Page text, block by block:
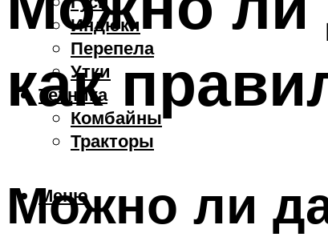
Индюки
Перепела
Утки
Техника
Комбайны
Тракторы
Меню
как
Можно ли